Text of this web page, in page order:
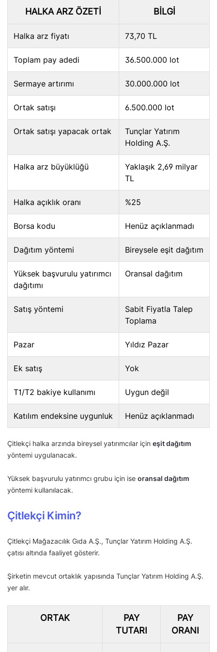
HALKA ARZ ÖZETI BILGI
Halka arz fiyatı 73,70 TL
Toplam pay adedi 36.500.000 lot
Sermaye artırımı 30.000.000 lot
Ortak satışı 6.500.000 lot
Ortak satışı yapacak ortak
Tunçlar Yatırım
Holding A.Ş.
Halka arz büyüklüğü
Yaklaşık 2,69 milyar
TL
Halka açıklık oranı %25
Borsa kodu Henüz açıklanmadı
Dağıtım yöntemi Bireysele eşit dağıtım
Yüksek başvurulu yatırımcı
dağıtımı
Oransal dağıtım
Satış yöntemi
Sabit Fiyatla Talep
Toplama
Pazar Yıldız Pazar
Ek satış Yok
T1/T2 bakiye kullanımı Uygun değil
Katılım endeksine uygunluk Henüz açıklanmadı
Çitlekçi halka arzında bireysel yatırımcılar için eşit dağıtım
yöntemi uygulanacak.
Yüksek başvurulu yatırımcı grubu için ise oransal dağıtım
yöntemi kullanılacak.
Çitlekçi Kimin?
Çitlekçi Mağazacılık Gıda A.Ş., Tunçlar Yatırım Holding A.Ş.
çatısı altında faaliyet gösterir.
Şirketin mevcut ortaklık yapısında Tunçlar Yatırım Holding A.Ş.
yer alır.
ORTAK
PAY
TUTARI
PAY
ORANI